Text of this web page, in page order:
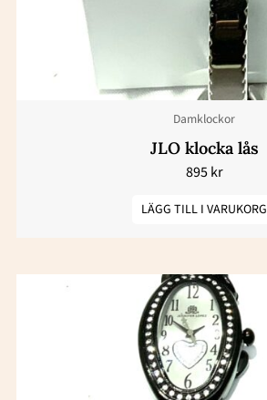
Damklockor
JLO klocka lås
895kr
LÄGG TILL I VARUKORG